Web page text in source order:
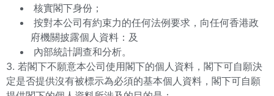
核實閣下身份；
按對本公司有約束力的任何法例要求，向任何香港政
府機關披露個人資料：及
內部統計調查和分析。
3. 若閣下不願意本公司使用閣下的個人資料，閣下可自願決
定是否提供沒有被標示為必須的基本個人資料，閣下可自願